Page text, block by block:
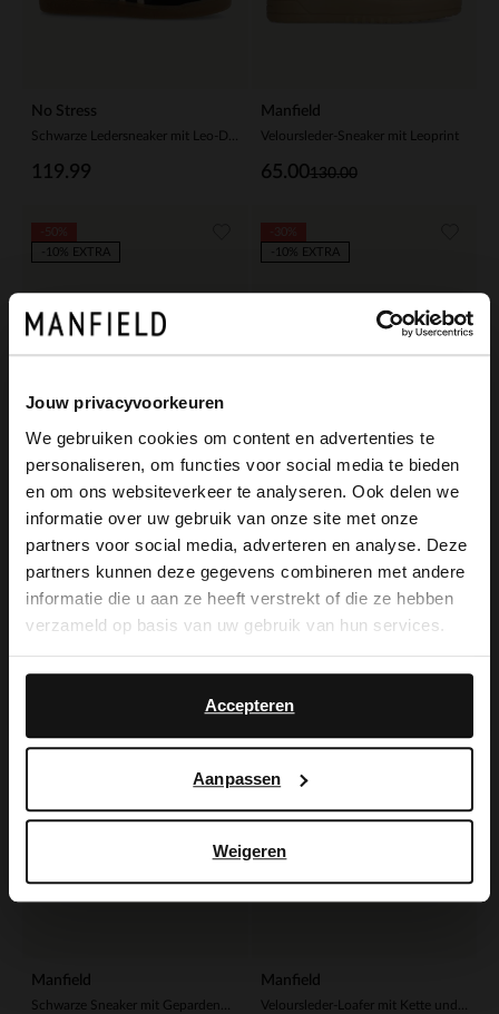
Jouw privacyvoorkeuren
We gebruiken cookies om content en advertenties te
personaliseren, om functies voor social media te bieden
en om ons websiteverkeer te analyseren. Ook delen we
informatie over uw gebruik van onze site met onze
partners voor social media, adverteren en analyse. Deze
partners kunnen deze gegevens combineren met andere
informatie die u aan ze heeft verstrekt of die ze hebben
verzameld op basis van uw gebruik van hun services.
Accepteren
Aanpassen
Weigeren
No Stress
119.99
Manfield
Veloursleder-Sneaker mit Leoprint
130.00
65.00
Manfield
Leo-Loafer mit Pony-Hair
130.00
65.00
-10% EXTRA
Manfield
Veloursleder-Sandalen mit Leoprint
99.99
69.99
-10% EXTRA
Manfield Manfield
×
View this website in English?
It looks like your language isn't Dutch. Would
you like to switch to English?
English